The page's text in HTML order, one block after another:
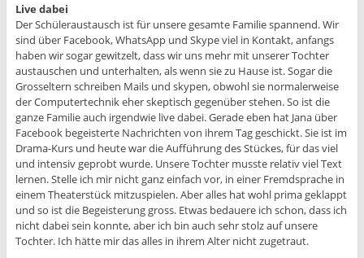
Live dabei
Der Schüleraustausch ist für unsere gesamte Familie spannend. Wir
sind über Facebook, WhatsApp und Skype viel in Kontakt, anfangs
haben wir sogar gewitzelt, dass wir uns mehr mit unserer Tochter
austauschen und unterhalten, als wenn sie zu Hause ist. Sogar die
Grosseltern schreiben Mails und skypen, obwohl sie normalerweise
der Computertechnik eher skeptisch gegenüber stehen. So ist die
ganze Familie auch irgendwie live dabei. Gerade eben hat Jana über
Facebook begeisterte Nachrichten von ihrem Tag geschickt. Sie ist im
Drama-Kurs und heute war die Aufführung des Stückes, für das viel
und intensiv geprobt wurde. Unsere Tochter musste relativ viel Text
lernen. Stelle ich mir nicht ganz einfach vor, in einer Fremdsprache in
einem Theaterstück mitzuspielen. Aber alles hat wohl prima geklappt
und so ist die Begeisterung gross. Etwas bedauere ich schon, dass ich
nicht dabei sein konnte, aber ich bin auch sehr stolz auf unsere
Tochter. Ich hätte mir das alles in ihrem Alter nicht zugetraut.